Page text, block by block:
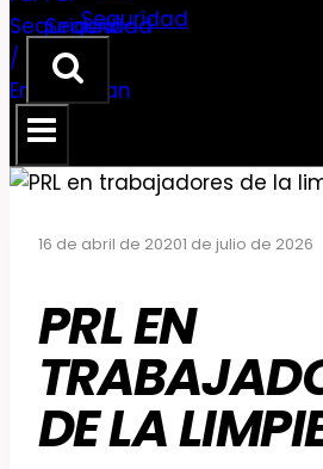
16 de abril de 20201 de julio de 2026
PRL EN
DE LA